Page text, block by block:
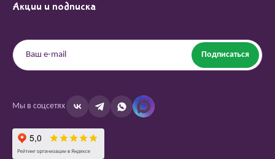
Акции и подписка
Подписаться
Мы в соцсетях